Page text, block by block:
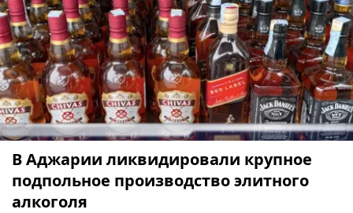
В Аджарии ликвидировали крупное
подпольное производство элитного
алкоголя